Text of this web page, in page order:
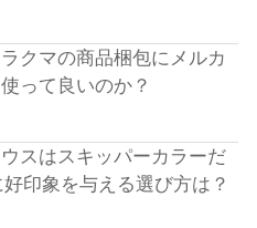
ラクマの商品梱包にメルカ
って良いのか？
スはスキッパーカラーだ
好印象を与える選び方は？